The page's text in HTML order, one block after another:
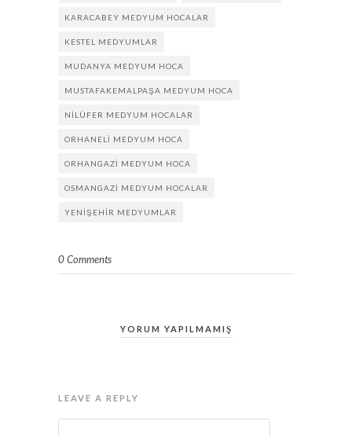
KARACABEY MEDYUM HOCALAR
KESTEL MEDYUMLAR
MUDANYA MEDYUM HOCA
MUSTAFAKEMALPAŞA MEDYUM HOCA
NILÜFER MEDYUM HOCALAR
ORHANELI MEDYUM HOCA
ORHANGAZI MEDYUM HOCA
OSMANGAZI MEDYUM HOCALAR
YENIŞEHIR MEDYUMLAR
0 Comments
YORUM YAPILMAMIŞ
LEAVE A REPLY